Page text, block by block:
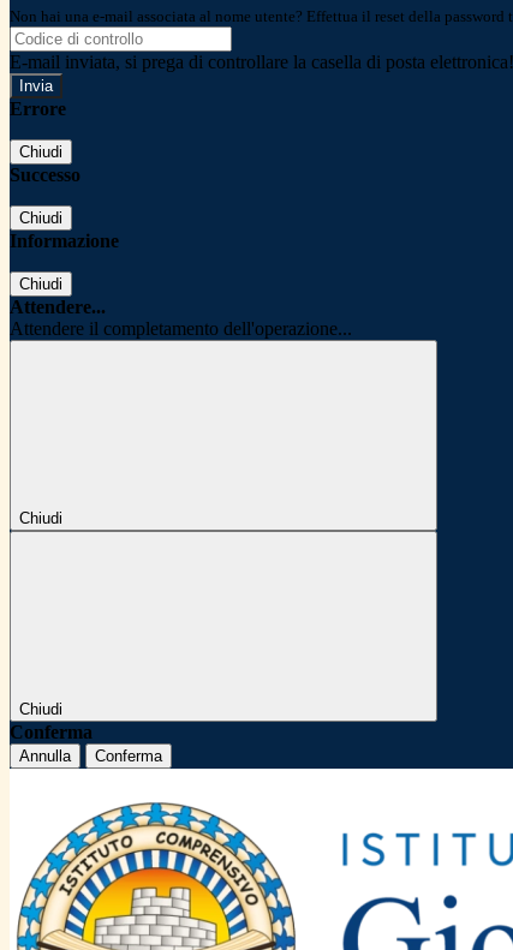
Non hai una e-mail associata al nome utente? Effettua il reset della password
E-mail inviata, si prega di controllare la casella di posta elettronica!
Errore
Chiudi
Successo
Chiudi
Informazione
Chiudi
Attendere...
Attendere il completamento dell'operazione...
Chiudi
Chiudi
Conferma
Annulla Conferma